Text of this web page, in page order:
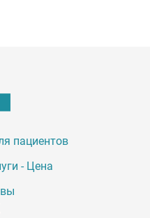
пациентов
- Цена